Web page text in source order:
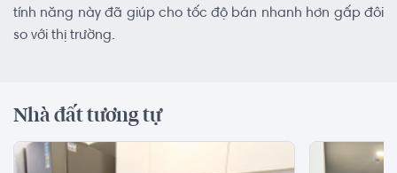
tính năng này đã giúp cho tốc độ bán nhanh hơn gấp đôi
so với thị trường.
Nhà đất tương tự